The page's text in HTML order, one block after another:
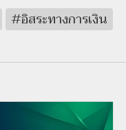
#อิสระทางการเงิน